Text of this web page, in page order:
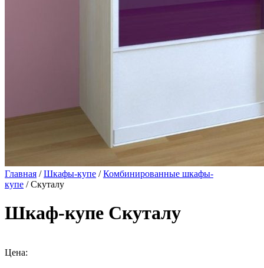
Главная /Шкафы-купе /Комбинированные шкафы-
купе / Скуталу
Шкаф-купе Скуталу
Цена: